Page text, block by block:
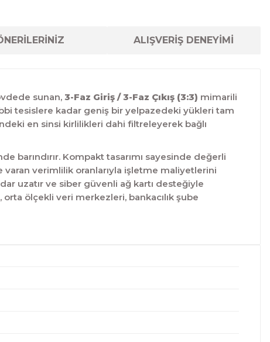
ALIŞVERİŞ DENEYİMİ
sunan, 3-Faz Giriş / 3-Faz Çıkış (3:3) mimarili
tesislere kadar geniş bir yelpazedeki yükleri tam
en sinsi kirlilikleri dahi filtreleyerek bağlı
barındırır. Kompakt tasarımı sayesinde değerli
varan verimlilik oranlarıyla işletme maliyetlerini
uzatır ve siber güvenli ağ kartı desteğiyle
orta ölçekli veri merkezleri, bankacılık şube